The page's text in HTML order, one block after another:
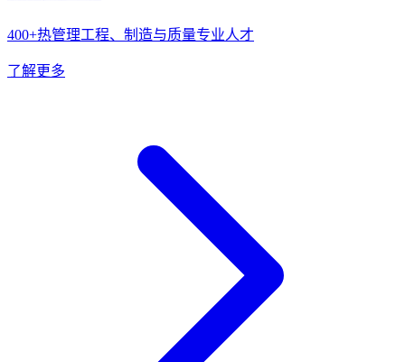
400+热管理工程、制造与质量专业人才
了解更多